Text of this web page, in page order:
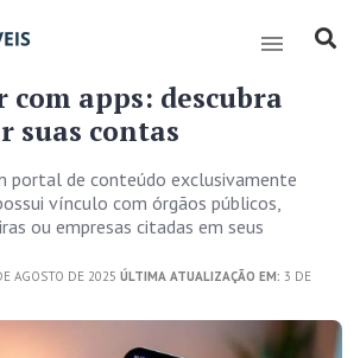
com apps: descubra
suas contas
portal de conteúdo exclusivamente
vínculo com órgãos públicos,
ou empresas citadas em seus
AGOSTO DE 2025 ÚLTIMA ATUALIZAÇÃO EM: 3 DE